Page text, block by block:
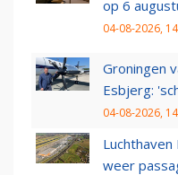
op 6
04-08-2026,
Groningen
Esbjerg:
04-08-2026,
weer